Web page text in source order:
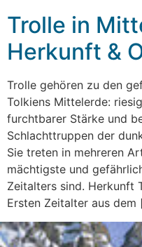
Trolle in
Herkunft &
Trolle gehören zu den
Tolkiens Mittelerde:
furchtbarer Stärke und
Schlachttruppen der
Sie treten in mehreren
mächtigste und
Zeitalters sind. Herkunft
Ersten Zeitalter aus dem